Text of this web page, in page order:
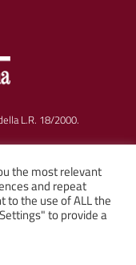
L.R. 18/2000.
| Contatti |
by Italia WP
the most relevant
and repeat
to the use of ALL the
to provide a